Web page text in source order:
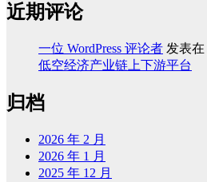
近期评论
一位 WordPress 评论者 发表在
低空经济产业链上下游平台
归档
2026 年 2 月
2026 年 1 月
2025 年 12 月